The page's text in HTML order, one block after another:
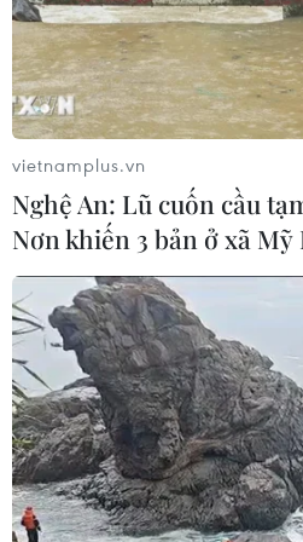
công nghệ, đổi mới sáng tạo
chuyển đổi số
04/08/2026 01:21
CƠ QUAN CHỦ QUẢN: THÔNG TẤN XÃ VIỆT
Tổng Biên tập: TRẦN TIẾN
Phó Tổng Biên tập: NGUYỄN
THỦY
Sở hữu trí tuệ
vietnamplus.vn
Nghệ An: Lũ cuốn cầu
Nơn khiến 3 bản ở xã Mỹ